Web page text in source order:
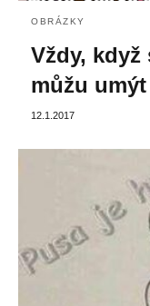
OBRÁZKY
Vždy, když
můžu
12.1.2017